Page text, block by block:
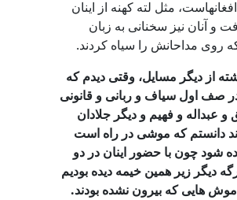
مثل لته کهنه از اینان
و آنان نیز سخنانی به زبان
که روی مداحانش را سیاه کردند.
از دیگر مسایل، وقتی دیدم که
صف اول سیاف و ربانی و قانونی
عبداله و فهیم و دیگر جلادان
دانستم که موشی در راه است
شود چون با حضور اینان در دو
دیگر زیر همین خیمه دیده بودیم
هایی که بیرون نشده بودند.